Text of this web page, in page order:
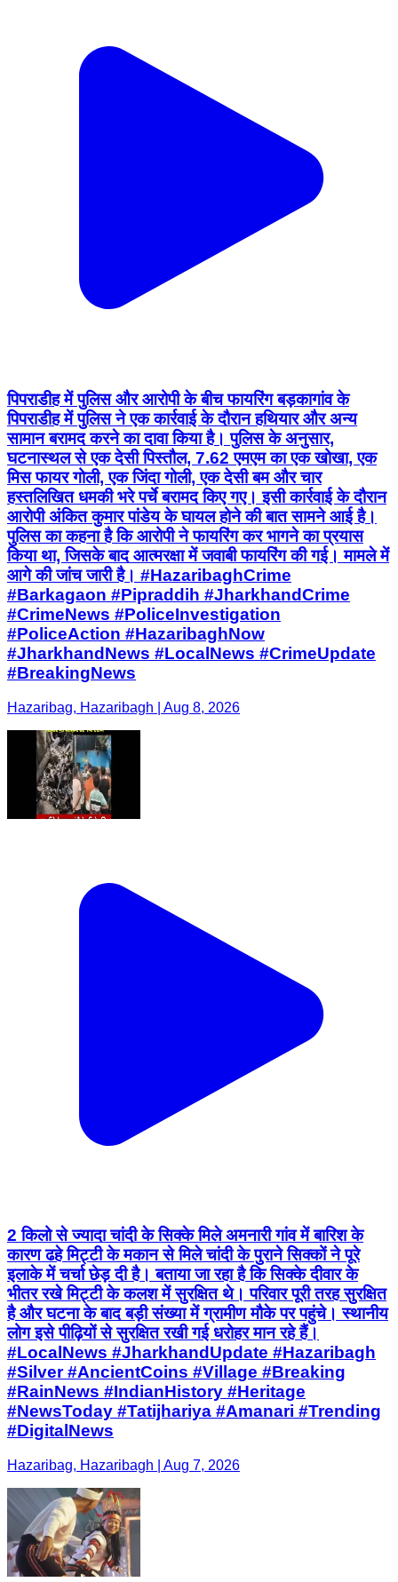
पिपराडीह में पुलिस और आरोपी के बीच फायरिंग बड़कागांव के
पिपराडीह में पुलिस ने एक कार्रवाई के दौरान हथियार और अन्य
सामान बरामद करने का दावा किया है। पुलिस के अनुसार,
घटनास्थल से एक देसी पिस्तौल, 7.62 एमएम का एक खोखा, एक
मिस फायर गोली, एक जिंदा गोली, एक देसी बम और चार
हस्तलिखित धमकी भरे पर्चे बरामद किए गए। इसी कार्रवाई के दौरान
आरोपी अंकित कुमार पांडेय के घायल होने की बात सामने आई है।
पुलिस का कहना है कि आरोपी ने फायरिंग कर भागने का प्रयास
किया था, जिसके बाद आत्मरक्षा में जवाबी फायरिंग की गई। मामले में
आगे की जांच जारी है। #HazaribaghCrime
#Barkagaon #Pipraddih #JharkhandCrime
#CrimeNews #PoliceInvestigation
#PoliceAction #HazaribaghNow
#JharkhandNews #LocalNews #CrimeUpdate
#BreakingNews
Hazaribag, Hazaribagh | Aug 8, 2026
2 किलो से ज्यादा चांदी के सिक्के मिले अमनारी गांव में बारिश के
कारण ढहे मिट्टी के मकान से मिले चांदी के पुराने सिक्कों ने पूरे
इलाके में चर्चा छेड़ दी है। बताया जा रहा है कि सिक्के दीवार के
भीतर रखे मिट्टी के कलश में सुरक्षित थे। परिवार पूरी तरह सुरक्षित
है और घटना के बाद बड़ी संख्या में ग्रामीण मौके पर पहुंचे। स्थानीय
लोग इसे पीढ़ियों से सुरक्षित रखी गई धरोहर मान रहे हैं।
#LocalNews #JharkhandUpdate #Hazaribagh
#Silver #AncientCoins #Village #Breaking
#RainNews #IndianHistory #Heritage
#NewsToday #Tatijhariya #Amanari #Trending
#DigitalNews
Hazaribag, Hazaribagh | Aug 7, 2026